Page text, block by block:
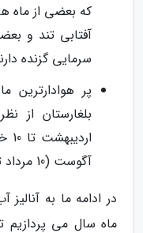
که بعضی از ماه
آفتابی تند و
سرمایی گزنده
پر هوادارترین
آگوست (10 مرداد تا 9 شهریور) است.
ماه سال می پردازیم